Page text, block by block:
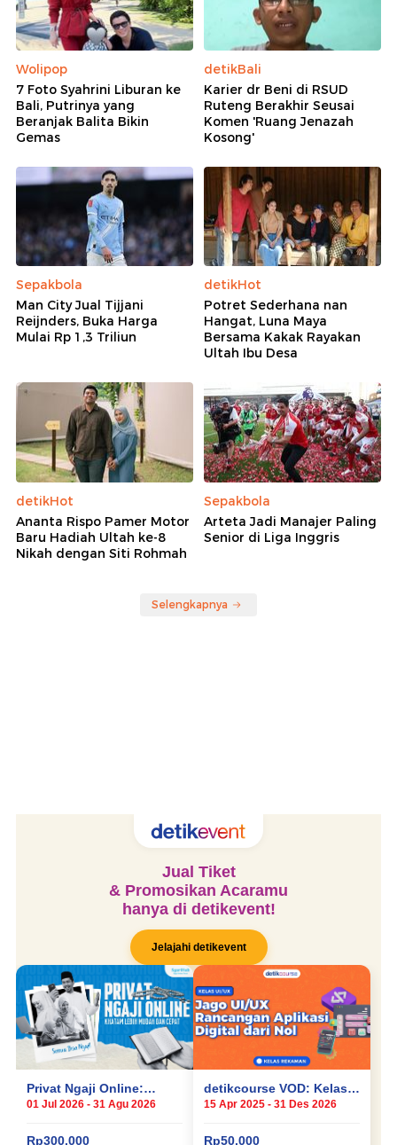
Wolipop
7 Foto Syahrini Liburan ke
Bali, Putrinya yang
Beranjak Balita Bikin
Gemas
detikBali
Karier dr Beni di RSUD
Ruteng Berakhir Seusai
Komen 'Ruang Jenazah
Kosong'
Sepakbola
Man City Jual Tijjani
Reijnders, Buka Harga
Mulai Rp 1,3 Triliun
detikHot
Potret Sederhana nan
Hangat, Luna Maya
Bersama Kakak Rayakan
Ultah Ibu Desa
detikHot
Ananta Rispo Pamer Motor
Baru Hadiah Ultah ke-8
Nikah dengan Siti Rohmah
Sepakbola
Arteta Jadi Manajer Paling
Senior di Liga Inggris
Selengkapnya